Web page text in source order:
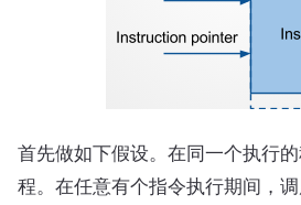
首先做如下假设。在同一个执行
程。在任意有个指令执行期间，